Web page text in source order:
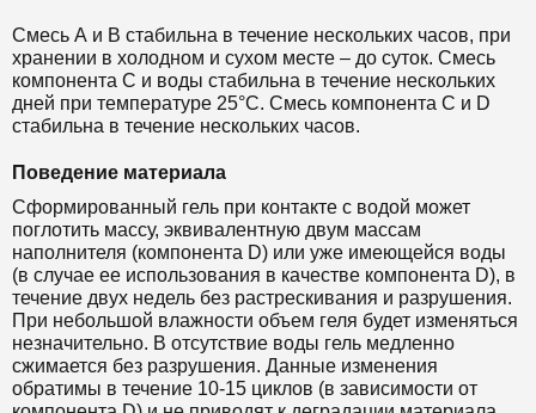
Смесь А и B стабильна в течение нескольких часов, при
хранении в холодном и сухом месте – до суток. Смесь
компонента С и воды стабильна в течение нескольких
дней при температуре 25°С. Смесь компонента С и D
стабильна в течение нескольких часов.
Поведение материала
Сформированный гель при контакте с водой может
поглотить массу, эквивалентную двум массам
наполнителя (компонента D) или уже имеющейся воды
(в случае ее использования в качестве компонента D), в
течение двух недель без растрескивания и разрушения.
При небольшой влажности объем геля будет изменяться
незначительно. В отсутствие воды гель медленно
сжимается без разрушения. Данные изменения
обратимы в течение 10-15 циклов (в зависимости от